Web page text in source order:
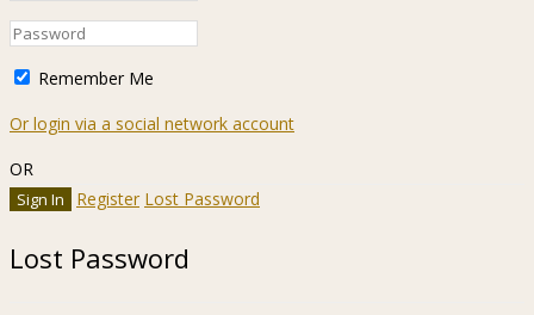
Remember Me
Or login via a social network account
OR
Register Lost Password
Lost Password